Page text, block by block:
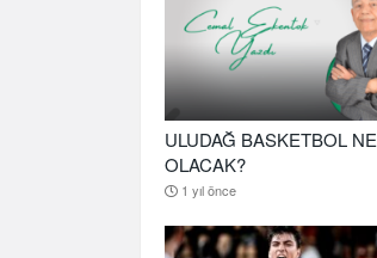
ULUDAĞ BASKETBOL NE
OLACAK?
1 yıl önce